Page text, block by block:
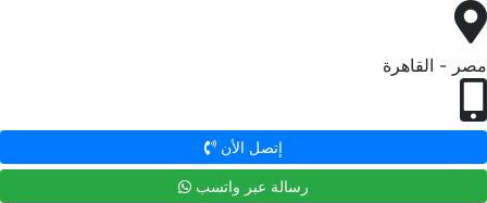
مصر - القاهرة
إتصل الأن
رسالة عبر واتسب